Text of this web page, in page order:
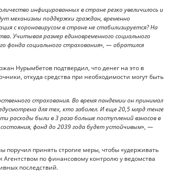
инфицированных в стране резко увеличилось и
механизмы поддержки граждан, временно
с коронавирусом в стране не стабилизируется? На
Учитывая размер единовременного социального
фонда социального страхования», — обратился
Нурымбетов подтвердил, что денег на это в
откуда средства при необходимости могут быть
страхования. Во время пандемии он принимал
для тех, кто заболел. И еще 20,5 млрд тенге
расходы были в 3 раза больше поступлений взносов в
фонд до 2039 года будет устойчивым», —
поручил принять строгие меры, чтобы «удерживать
по финансовому контролю у ведомства
последствий.